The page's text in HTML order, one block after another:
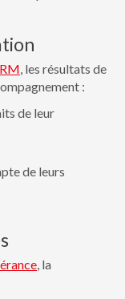
, les résultats de
:
de leur
de leurs
, la